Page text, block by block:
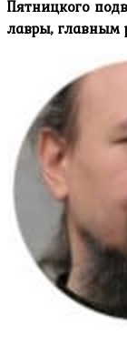
Пятницкого
лавры, главным